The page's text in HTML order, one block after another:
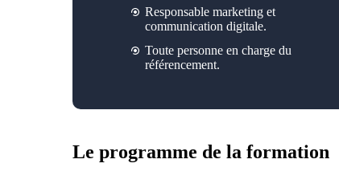
Responsable marketing et
communication digitale.
Toute personne en charge du
référencement.
Le programme de la formation